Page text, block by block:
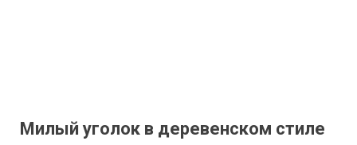
Милый уголок в деревенском стиле